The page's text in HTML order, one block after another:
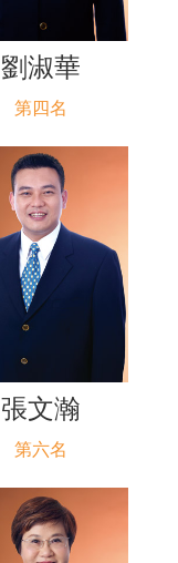
劉淑華
第四名
張文瀚
第六名